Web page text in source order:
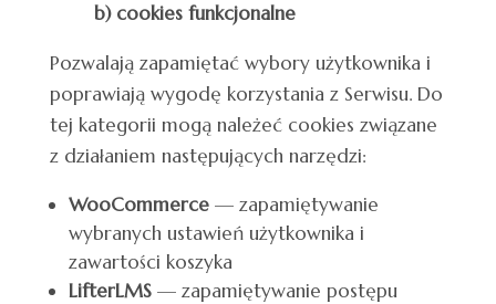
b) cookies funkcjonalne
Pozwalają zapamiętać wybory użytkownika i
poprawiają wygodę korzystania z Serwisu. Do
tej kategorii mogą należeć cookies związane
z działaniem następujących narzędzi:
WooCommerce— zapamiętywanie
wybranych ustawień użytkownika i
zawartości koszyka
LifterLMS— zapamiętywanie postępu